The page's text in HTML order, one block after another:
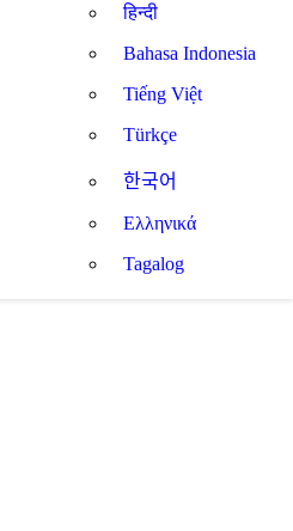
हिन्दी
Bahasa Indonesia
Tiếng Việt
Türkçe
한국어
Ελληνικά
Tagalog